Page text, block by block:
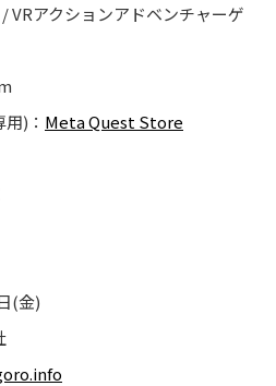
VRアクションアドベンチャーゲ
)： Meta Quest Store
(金)